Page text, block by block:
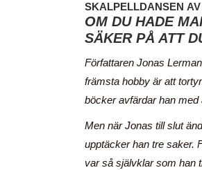
SKALPELLDANSEN
OM DU HADE
SÄKER PÅ ATT
Författaren Jonas
främsta hobby är att
böcker avfärdar han med
Men när Jonas till slut
upptäcker han tre saker.
var så självklar som han